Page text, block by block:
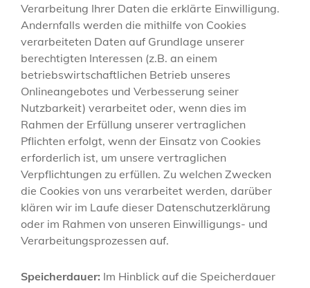
Verarbeitung Ihrer Daten die erklärte Einwilligung.
Andernfalls werden die mithilfe von Cookies
verarbeiteten Daten auf Grundlage unserer
berechtigten Interessen (z.B. an einem
betriebswirtschaftlichen Betrieb unseres
Onlineangebotes und Verbesserung seiner
Nutzbarkeit) verarbeitet oder, wenn dies im
Rahmen der Erfüllung unserer vertraglichen
Pflichten erfolgt, wenn der Einsatz von Cookies
erforderlich ist, um unsere vertraglichen
Verpflichtungen zu erfüllen. Zu welchen Zwecken
die Cookies von uns verarbeitet werden, darüber
klären wir im Laufe dieser Datenschutzerklärung
oder im Rahmen von unseren Einwilligungs- und
Verarbeitungsprozessen auf.
Speicherdauer: Im Hinblick auf die Speicherdauer